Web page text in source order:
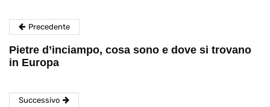
Precedente
Pietre d’inciampo, cosa sono e dove si trovano
in Europa
Successivo